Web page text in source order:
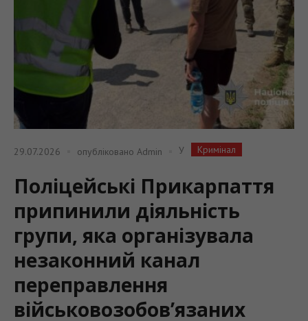
29.07.2026 опубліковано Admin У Кримінал
Поліцейські Прикарпаття
припинили діяльність
групи, яка організувала
незаконний канал
переправлення
військовозобов’язаних